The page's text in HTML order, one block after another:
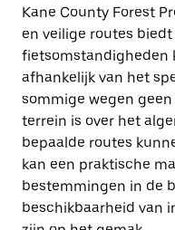
Kane County Forest
en veilige routes biedt
fietsomstandigheden
afhankelijk van het
sommige wegen
terrein is over het
bepaalde routes
kan een praktische
bestemmingen in de
beschikbaarheid van